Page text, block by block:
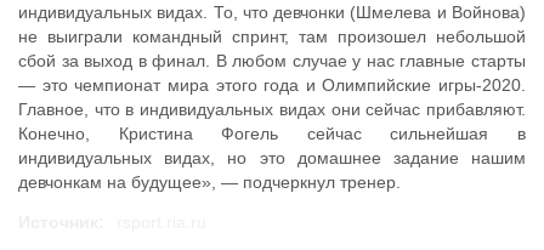
индивидуальных видах. То, что девчонки (Шмелева и Войнова)
не выиграли командный спринт, там произошел небольшой
сбой за выход в финал. В любом случае у нас главные старты
— это чемпионат мира этого года и Олимпийские игры-2020.
Главное, что в индивидуальных видах они сейчас прибавляют.
Конечно, Кристина Фогель сейчас сильнейшая в
индивидуальных видах, но это домашнее задание нашим
девчонкам на будущее», — подчеркнул тренер.